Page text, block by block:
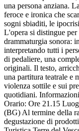
una persona anziana.
feroce e ironica che
sogni sbiaditi, le
L'opera si distingue
drammaturgia sonora:
interpretando tutti i
di pedaliere, una
originali. Il testo,
una partitura teatrale e
violenza sottile e sui
quotidiani.
Orario: Ore 21.15
(BG) Al termine della
degustazione di